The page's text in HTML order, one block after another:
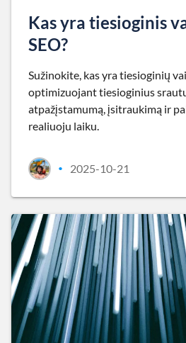
Kas yra tiesioginis
SEO?
Sužinokite, kas yra tiesioginių
optimizuojant tiesioginius
atpažįstamumą, įsitraukimą ir
realiuoju laiku.
• 2025-10-21